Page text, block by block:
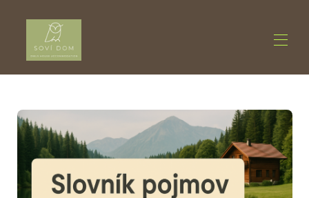
Ubytovanie ▾
O nás
Aktivity ▾
Kontakt